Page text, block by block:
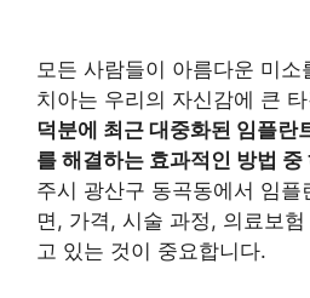
모든 사람들이 아름다운 미소
치아는 우리의 자신감에 큰
덕분에 최근 대중화된 임플란
를 해결하는 효과적인 방법 중
주시 광산구 동곡동에서 임
면, 가격, 시술 과정, 의료보
고 있는 것이 중요합니다.